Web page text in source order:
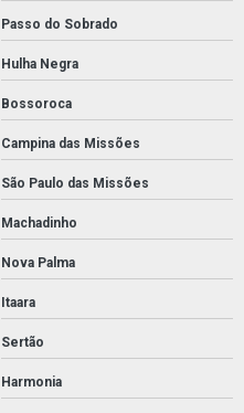
Passo do Sobrado
Hulha Negra
Bossoroca
Campina das Missões
São Paulo das Missões
Machadinho
Nova Palma
Itaara
Sertão
Harmonia